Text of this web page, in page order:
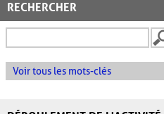
RECHERCHER
Voir tous les mots-clés